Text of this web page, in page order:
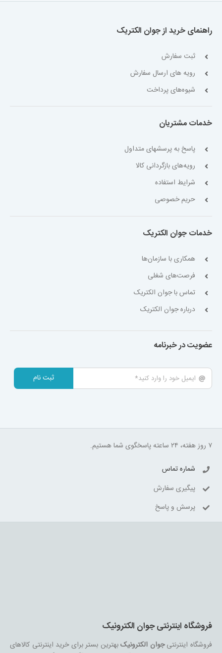
راهنمای خرید از جوان الکتریک
ثبت سفارش
رویه های ارسال سفارش
شیوه‌های پرداخت
خدمات مشتریان
پاسخ به پرسشهای متداول
رویه‌های بازگردانی کالا
شرایط استفاده
حریم خصوصی
خدمات جوان الکتریک
همکاری با سازمان‌ها
فرصت‌های شغلی
تماس با جوان الکتریک
درباره جوان الکتریک
عضویت در خبرنامه
ثبت نام
۷ روز هفته، ۲۴ ساعته پاسخگوی شما هستیم.
شماره تماس
پیگیری سفارش
پرسش و پاسخ
فروشگاه اینترنتی جوان الکترونیک
فروشگاه اینترنتیجوان الکترونیکبهترین بستر برای خرید اینترنتی کالاهای